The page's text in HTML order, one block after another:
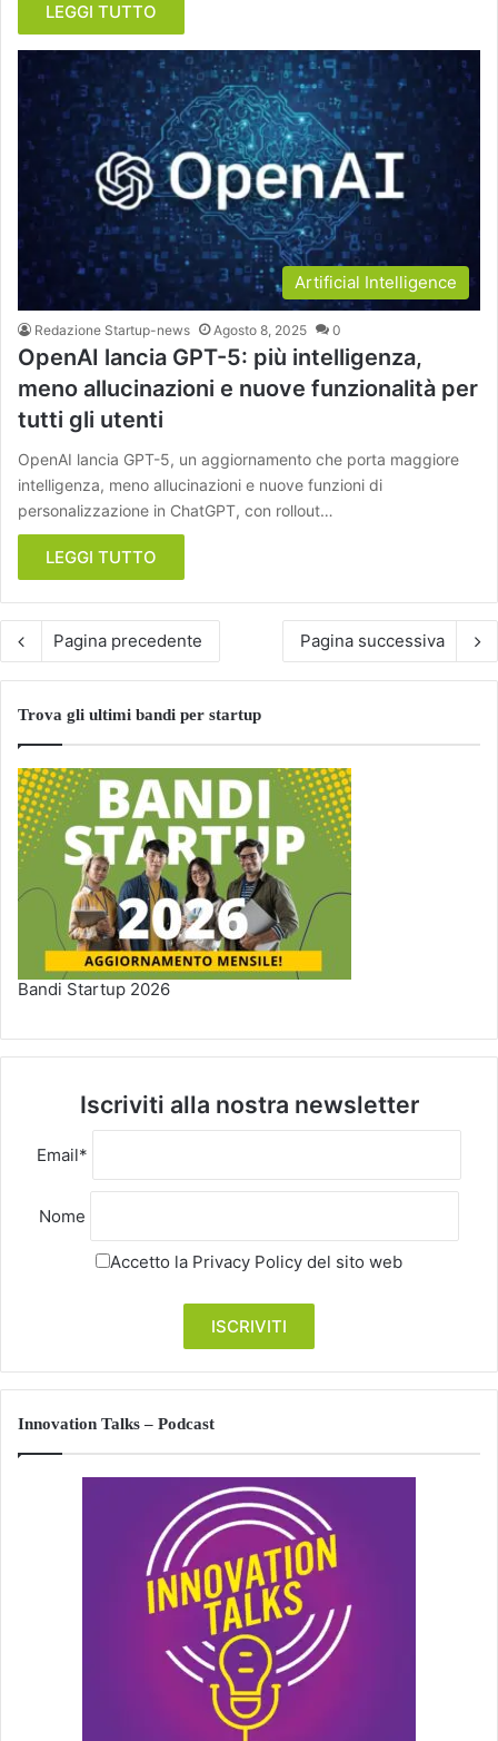
LEGGI TUTTO
Artificial Intelligence
Redazione Startup-news Agosto 8, 2025 0
OpenAI lancia GPT-5: più intelligenza,
meno allucinazioni e nuove funzionalità per
tutti gli utenti
OpenAI lancia GPT-5, un aggiornamento che porta maggiore
intelligenza, meno allucinazioni e nuove funzioni di
personalizzazione in ChatGPT, con rollout…
LEGGI TUTTO
Pagina precedente Pagina successiva
Trova gli ultimi bandi per startup
Bandi Startup 2026
Iscriviti alla nostra newsletter
Email*
Nome
Accetto la Privacy Policy del sito web
Innovation Talks – Podcast